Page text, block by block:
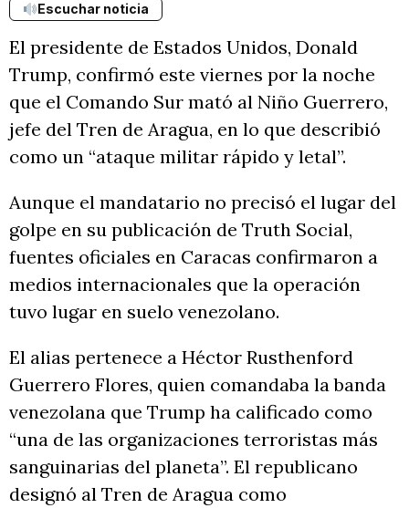
Escuchar noticia
El presidente de Estados Unidos, Donald
Trump, confirmó este viernes por la noche
que el Comando Sur mató al Niño Guerrero,
jefe del Tren de Aragua, en lo que describió
como un “ataque militar rápido y letal”.
Aunque el mandatario no precisó el lugar del
golpe en su publicación de Truth Social,
fuentes oficiales en Caracas confirmaron a
medios internacionales que la operación
tuvo lugar en suelo venezolano.
El alias pertenece a Héctor Rusthenford
Guerrero Flores, quien comandaba la banda
venezolana que Trump ha calificado como
“una de las organizaciones terroristas más
sanguinarias del planeta”. El republicano
designó al Tren de Aragua como